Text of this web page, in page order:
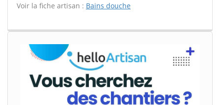
Voir la fiche artisan : Bains douche